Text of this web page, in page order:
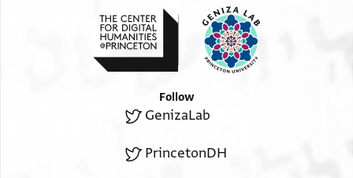
Follow
GenizaLab
PrincetonDH